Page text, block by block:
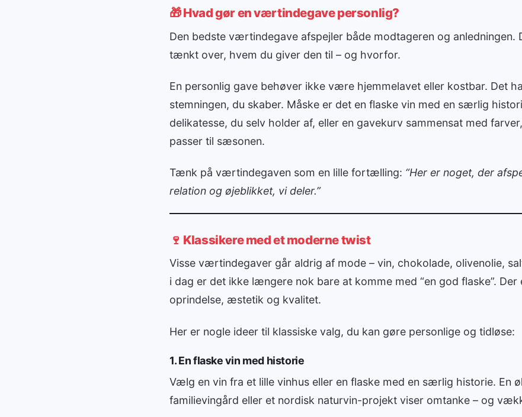
🎁 Hvad gør en værtindegave personlig?
Den bedste værtindegave afspejler både modtageren og anledningen.
tænkt over, hvem du giver den til – og hvorfor.
En personlig gave behøver ikke være hjemmelavet eller kostbar. Det
stemningen, du skaber. Måske er det en flaske vin med en særlig
delikatesse, du selv holder af, eller en gavekurv sammensat med
passer til sæsonen.
Tænk på værtindegaven som en lille fortælling: “Her er noget, der
relation og øjeblikket, vi deler.”
🍷 Klassikere med et moderne twist
Visse værtindegaver går aldrig af mode – vin, chokolade, olivenolie,
i dag er det ikke længere nok bare at komme med “en god flaske”.
oprindelse, æstetik og kvalitet.
Her er nogle ideer til klassiske valg, du kan gøre personlige og tidløse:
1. En flaske vin med historie
Vælg en vin fra et lille vinhus eller en flaske med en særlig historie. En
familievingård eller et nordisk naturvin-projekt viser omtanke – og